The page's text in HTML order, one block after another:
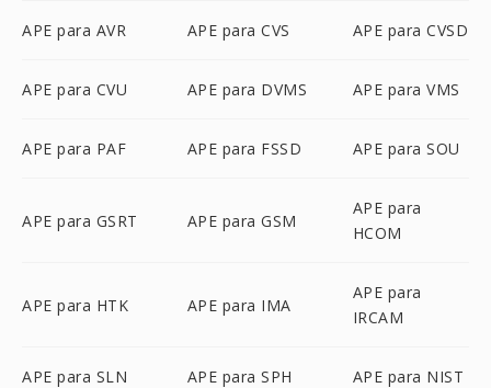
APE para AVR APE para CVS APE para CVSD
APE para CVU APE para DVMS APE para VMS
APE para PAF APE para FSSD APE para SOU
APE para GSRT APE para GSM
APE para
HCOM
APE para HTK APE para IMA
APE para
IRCAM
APE para SLN APE para SPH APE para NIST